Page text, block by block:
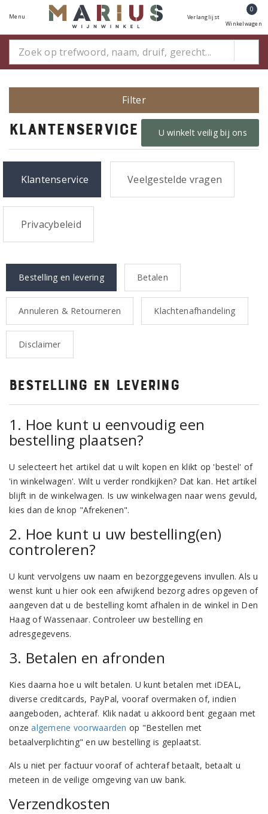
Menu Verlanglijst
0
Winkelwagen
Filter
U winkelt veilig bij ons
Klantenservice
Klantenservice Veelgestelde vragen
Privacybeleid
Bestelling en levering Betalen
Annuleren & Retourneren Klachtenafhandeling
Disclaimer
Bestelling en levering
1. Hoe kunt u eenvoudig een
bestelling plaatsen?
U selecteert het artikel dat u wilt kopen en klikt op 'bestel' of
'in winkelwagen'. Wilt u verder rondkijken? Dat kan. Het artikel
blijft in de winkelwagen. Is uw winkelwagen naar wens gevuld,
kies dan de knop "Afrekenen".
2. Hoe kunt u uw bestelling(en)
controleren?
U kunt vervolgens uw naam en bezorggegevens invullen. Als u
wenst kunt u hier ook een afwijkend bezorg adres opgeven of
aangeven dat u de bestelling komt afhalen in de winkel in Den
Haag of Wassenaar. Controleer uw bestelling en
adresgegevens.
3. Betalen en afronden
Kies daarna hoe u wilt betalen. U kunt betalen met iDEAL,
diverse creditcards, PayPal, vooraf overmaken of, indien
aangeboden, achteraf. Klik nadat u akkoord bent gegaan met
onzealgemene voorwaarden op "Bestellen met
betaalverplichting" en uw bestelling is geplaatst.
Als u niet per factuur vooraf of achteraf betaalt, betaalt u
meteen in de veilige omgeving van uw bank.
Verzendkosten